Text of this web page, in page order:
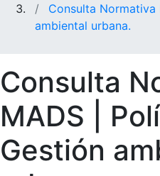
Consulta
ambiental urbana.
Consulta
MADS |
Gestión